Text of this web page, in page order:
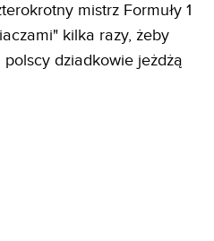
mistrz Formuły 1
kilka razy, żeby
dziadkowie jeżdżą